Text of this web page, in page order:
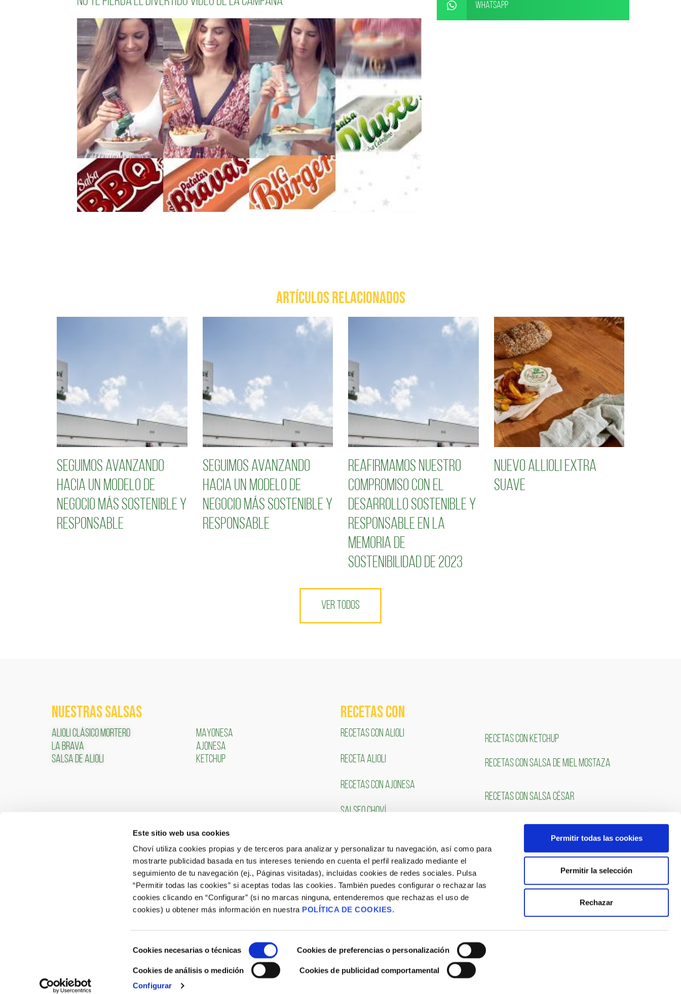
Este sitio web usa cookies
Choví utiliza cookies propias y de terceros para analizar y personalizar tu navegación, así como para
mostrarte publicidad basada en tus intereses teniendo en cuenta el perfil realizado mediante el
seguimiento de tu navegación (ej., Páginas visitadas), incluidas cookies de redes sociales. Pulsa
“Permitir todas las cookies” si aceptas todas las cookies. También puedes configurar o rechazar las
cookies clicando en “Configurar” (si no marcas ninguna, entenderemos que rechazas el uso de
cookies) u obtener más información en nuestra POLÍTICA DE COOKIES.
de
consentimiento
Cookies necesarias o técnicas Cookies de preferencias o personalización
Cookies de análisis o medición
Cookies de publicidad comportamental
Configurar
Permitir todas las cookies
Permitir la selección
Rechazar
WhatsApp
ARTÍCULOS RELACIONADOS
Seguimos avanzando
hacia un modelo de
negocio más sostenible y
responsable
Seguimos avanzando
hacia un modelo de
negocio más sostenible y
responsable
Reafirmamos nuestro
compromiso con el
desarrollo sostenible y
responsable en la
Memoria de
Sostenibilidad de 2023
Nuevo Allioli Extra
Suave
VER TODOS
NUESTRAS SALSAS
ALIOLI CLÁSICO MORTERO
LA BRAVA
SALSA DE ALIOLI
MAYONESA
AJONESA
KETCHUP
RECETAS COn
RECETAS CON ALIOLI
RECETA ALIOLI
RECETAS CON AJONESA
SALSEO CHOVÍ
RECETAS CON KETCHUP
RECETAS CON SALSA DE MIEL MOSTAZA
RECETAS CON SALSA CÉSAR
Atención al Consumidor: 902 566 522
ÁREA CLIENTES
ACCEDER
TRABAJA CON NOSOTROS
Portal de Empleo
CONSULTA NUESTRAS OFERTAS
SÍGUENOS
Aviso Legal Política de Cookies|Site Map|Blog|